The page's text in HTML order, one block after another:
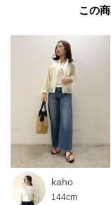
モデル情報：身長167cm
この
kaho
144cm